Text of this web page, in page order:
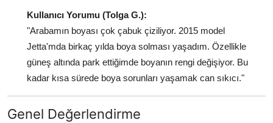
Kullanıcı Yorumu (Tolga G.):
"Arabamın boyası çok çabuk çiziliyor. 2015 model
Jetta'mda birkaç yılda boya solması yaşadım. Özellikle
güneş altında park ettiğimde boyanın rengi değişiyor. Bu
kadar kısa sürede boya sorunları yaşamak can sıkıcı."
Genel Değerlendirme